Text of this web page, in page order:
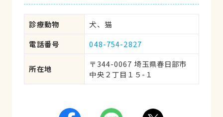
診療動物
犬、猫
電話番号
048-754-2827
所在地
〒344-0067 埼玉県春日部市
中央２丁目１５-１